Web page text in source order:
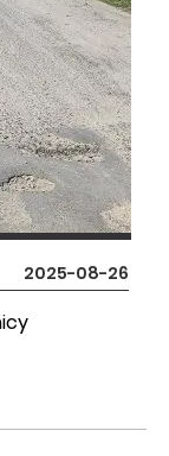
2025-08-26